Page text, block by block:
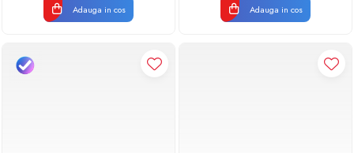
Adauga in cos Adauga in cos